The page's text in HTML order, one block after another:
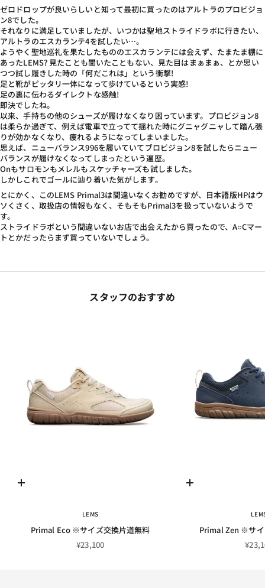
ゼロドロップが良いらしいと知って最初に買ったのはアルトラのプロビジョ
ン8でした。
それなりに満足していましたが、いつかは聖地ストライドラボに行きたい、
アルトラのエスカランテ4を試したい…。
ようやく聖地巡礼を果たしたもののエスカランテには会えず、たまたま棚に
あったLEMS? 見たことも聞いたこともない、見た目はまぁまぁ、とか思い
つつ試し履きした時の「何だこれは」という衝撃!
足と靴がピッタリ一体になって歩けているという実感!
足の裏に伝わるダイレクトな感触!
即決でしたね。
以来、手持ちの他のシューズが履けなくなり困っています。プロビジョン8
は柔らか過ぎて、例えば電車で立ってて揺れた時にグニャグニャして踏ん張
りが効かなくなり、疲れるようになってしまいました。
思えば、ニューバランス996を履いていてブロビジョン8を試したらニュー
バランスが履けなくなってしまったという遍歴。
Onもサロモンもメレルもスケッチャーズも試しました。
しかしこれでゴールに辿り着いた気がします。
とにかく、このLEMS Primal3は間違いなくお勧めですが、日本語版HPはウ
ソくさく、取扱店の情報もなく、そもそもPrimal3を扱っていないようで
す。
ストライドラボという間違いないお店で出会えたから買ったので、A○Cマー
トとかだったらまず買っていないでしょう。
スタッフのおすすめ
オプションを選択
LEMS
Primal Eco ※サイズ交換片道無料
セール価格
¥23,100
オプションを選択
Primal Zen ※サ
セー